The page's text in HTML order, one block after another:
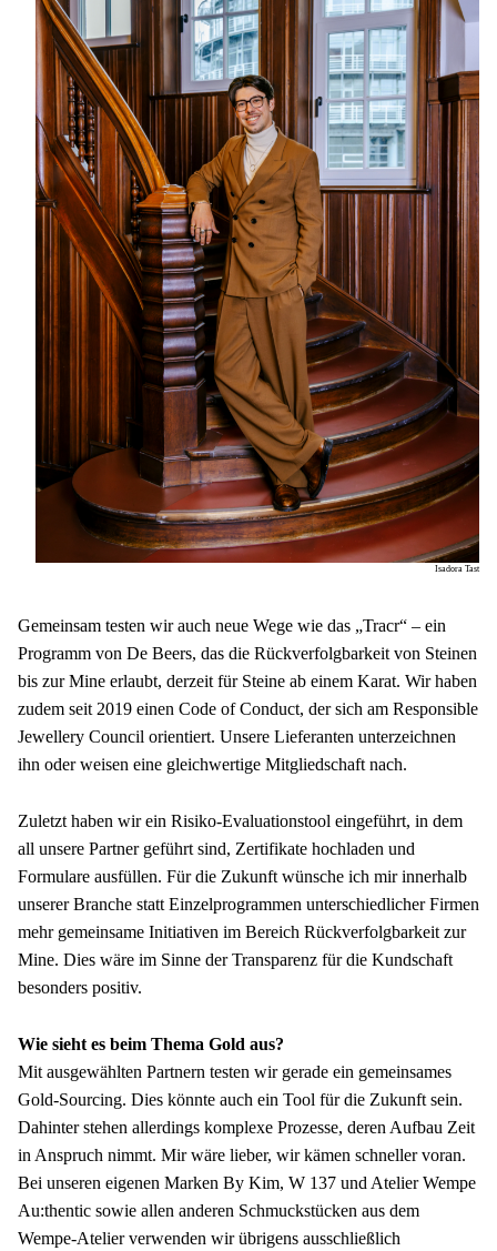
Isadora Tast
Gemeinsam testen wir auch neue Wege wie das „Tracr“ – ein
Programm von De Beers, das die Rückverfolgbarkeit von Steinen
bis zur Mine erlaubt, derzeit für Steine ab einem Karat. Wir haben
zudem seit 2019 einen Code of Conduct, der sich am Responsible
Jewellery Council orientiert. Unsere Lieferanten unterzeichnen
ihn oder weisen eine gleichwertige Mitgliedschaft nach.
Zuletzt haben wir ein Risiko-Evaluationstool eingeführt, in dem
all unsere Partner geführt sind, Zertifikate hochladen und
Formulare ausfüllen. Für die Zukunft wünsche ich mir innerhalb
unserer Branche statt Einzelprogrammen unterschiedlicher Firmen
mehr gemeinsame Initiativen im Bereich Rückverfolgbarkeit zur
Mine. Dies wäre im Sinne der Transparenz für die Kundschaft
besonders positiv.
Wie sieht es beim Thema Gold aus?
Mit ausgewählten Partnern testen wir gerade ein gemeinsames
Gold-Sourcing. Dies könnte auch ein Tool für die Zukunft sein.
Dahinter stehen allerdings komplexe Prozesse, deren Aufbau Zeit
in Anspruch nimmt. Mir wäre lieber, wir kämen schneller voran.
Bei unseren eigenen Marken By Kim, W 137 und Atelier Wempe
Au:thentic sowie allen anderen Schmuckstücken aus dem
Wempe-Atelier verwenden wir übrigens ausschließlich